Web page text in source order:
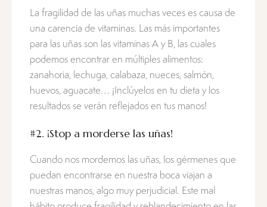
La fragilidad de las uñas muchas veces es causa de
una carencia de vitaminas. Las más importantes
para las uñas son las vitaminas A y B, las cuales
podemos encontrar en múltiples alimentos:
zanahoria, lechuga, calabaza, nueces, salmón,
huevos, aguacate… ¡Inclúyelos en tu dieta y los
resultados se verán reflejados en tus manos!
#2. ¡Stop a morderse las uñas!
Cuando nos mordemos las uñas, los gérmenes que
puedan encontrarse en nuestra boca viajan a
nuestras manos, algo muy perjudicial. Este mal